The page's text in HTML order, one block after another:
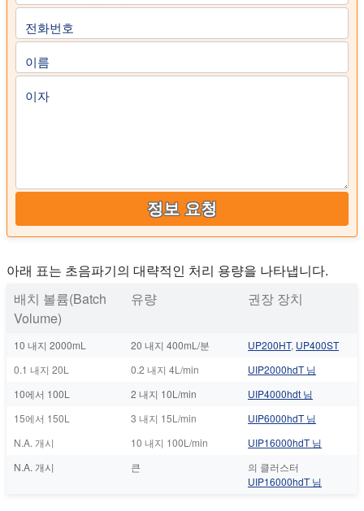
전화번호
이름
이자
정보 요청
아래 표는 초음파기의 대략적인 처리 용량을 나타냅니다.
배치 볼륨(Batch
Volume)
유량 권장 장치
10 내지 2000mL 20 내지 400mL/분 UP200HT, UP400ST
0.1 내지 20L
0.2 내지 4L/min
UIP2000hdT 님
10에서 100L
2 내지 10L/min
UIP4000hdt 님
15에서 150L
3 내지 15L/min
UIP6000hdT 님
N.A. 개시
10 내지 100L/min
UIP16000hdT 님
N.A. 개시
큰
의 클러스터
UIP16000hdT 님